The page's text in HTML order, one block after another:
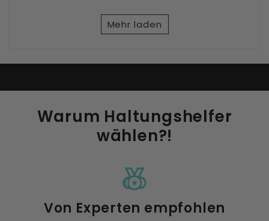
Mehr laden
Warum Haltungshelfer
wählen?!
social_leaderboardrefreshcontent_copy
Von Experten empfohlen